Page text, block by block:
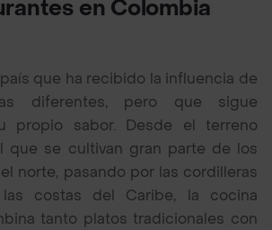
en Colombia
que ha recibido la influencia de
diferentes, pero que sigue
propio sabor. Desde el terreno
que se cultivan gran parte de los
norte, pasando por las cordilleras
las costas del Caribe, la cocina
tanto platos tradicionales con